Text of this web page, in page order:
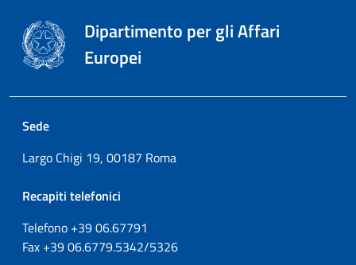
Dipartimento per gli Affari
Europei
Sede
Largo Chigi 19, 00187 Roma
Recapiti telefonici
Telefono +3906.67791
Fax +3906.6779.5342/5326